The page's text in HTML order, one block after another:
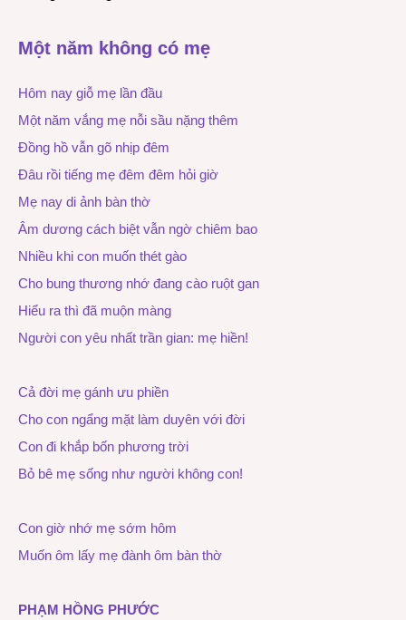
Một năm không có mẹ
Hôm nay giỗ mẹ lần đầu
Một năm vắng mẹ nỗi sầu nặng thêm
Đồng hồ vẫn gõ nhịp đêm
Đâu rồi tiếng mẹ đêm đêm hỏi giờ
Mẹ nay di ảnh bàn thờ
Âm dương cách biệt vẫn ngờ chiêm bao
Nhiều khi con muốn thét gào
Cho bung thương nhớ đang cào ruột gan
Hiểu ra thì đã muộn màng
Người con yêu nhất trần gian: mẹ hiền!
Cả đời mẹ gánh ưu phiền
Cho con ngẩng mặt làm duyên với đời
Con đi khắp bốn phương trời
Bỏ bê mẹ sống như người không con!
Con giờ nhớ mẹ sớm hôm
Muốn ôm lấy mẹ đành ôm bàn thờ
PHẠM HỒNG PHƯỚC